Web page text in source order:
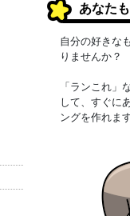
あなた
自分の好きな
りませんか？
「ランこれ」
して、すぐに
ングを作れます